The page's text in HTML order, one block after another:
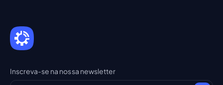
Inscreva-se na nossa newsletter